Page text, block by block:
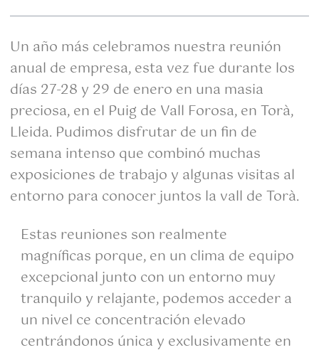
Un año más celebramos nuestra reunión
anual de empresa, esta vez fue durante los
días 27-28 y 29 de enero en una masia
preciosa, en el Puig de Vall Forosa, en Torà,
Lleida. Pudimos disfrutar de un fin de
semana intenso que combinó muchas
exposiciones de trabajo y algunas visitas al
entorno para conocer juntos la vall de Torà.
Estas reuniones son realmente
magníficas porque, en un clima de equipo
excepcional junto con un entorno muy
tranquilo y relajante, podemos acceder a
un nivel ce concentración elevado
centrándonos única y exclusivamente en